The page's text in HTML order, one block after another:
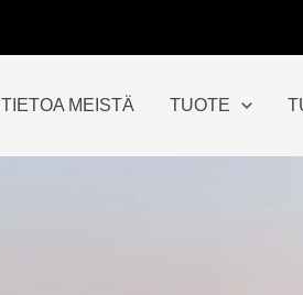
TIETOA MEISTÄ TUOTE